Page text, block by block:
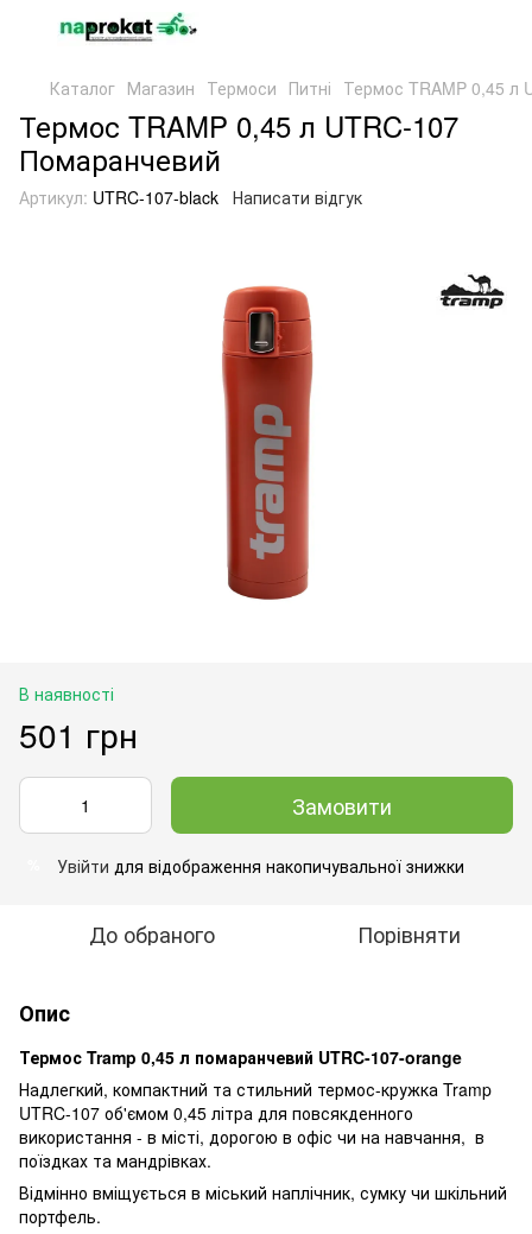
Каталог Магазин Термоси Питні Термос TRAMP 0,45 л
Термос TRAMP 0,45 л UTRC-107
Помаранчевий
Артикул: UTRC-107-black Написати відгук
В наявності
501 грн
Замовити
Увійти для відображення накопичувальної знижки
До обраного Порівняти
Опис
Термос Tramp 0,45 л помаранчевий UTRC-107-orange
Надлегкий, компактний та стильний термос-кружка Tramp
UTRC-107 об'ємом 0,45 літра для повсякденного
використання - в місті, дорогою в офіс чи на навчання, в
поїздках та мандрівках.
Відмінно вміщується в міський наплічник, сумку чи шкільний
портфель.